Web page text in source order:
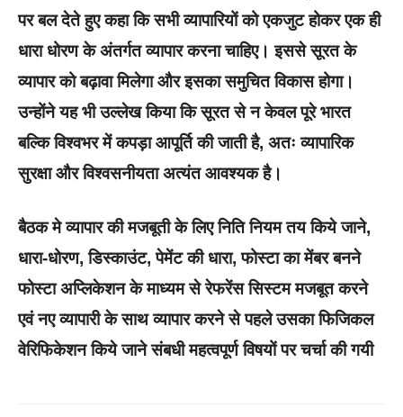
पर बल देते हुए कहा कि सभी व्यापारियों को एकजुट होकर एक ही
धारा धोरण के अंतर्गत व्यापार करना चाहिए। इससे सूरत के
व्यापार को बढ़ावा मिलेगा और इसका समुचित विकास होगा।
उन्होंने यह भी उल्लेख किया कि सूरत से न केवल पूरे भारत
बल्कि विश्वभर में कपड़ा आपूर्ति की जाती है, अतः व्यापारिक
सुरक्षा और विश्वसनीयता अत्यंत आवश्यक है।
बैठक मे व्यापार की मजबूती के लिए निति नियम तय किये जाने,
धारा-धोरण, डिस्काउंट, पेमेंट की धारा, फोस्टा का मेंबर बनने
फोस्टा अप्लिकेशन के माध्यम से रेफरेंस सिस्टम मजबूत करने
एवं नए व्यापारी के साथ व्यापार करने से पहले उसका फिजिकल
वेरिफिकेशन किये जाने संबधी महत्वपूर्ण विषयों पर चर्चा की गयी